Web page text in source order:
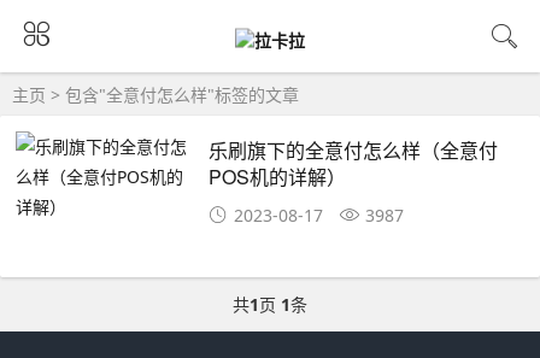
主页 > 包含"全意付怎么样"标签的文章
乐刷旗下的全意付怎么样（全意付
POS机的详解）
2023-08-17 3987
共1页 1条